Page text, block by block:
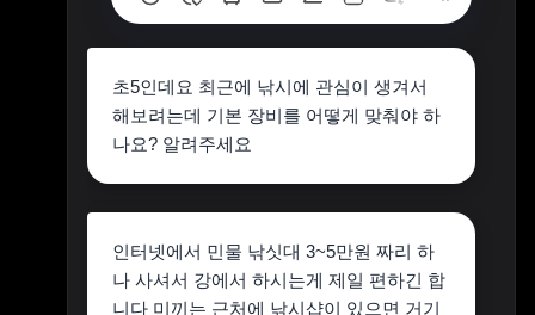
초5인데요 최근에 낚시에 관심이 생겨서
해보려는데 기본 장비를 어떻게 맞춰야 하
나요? 알려주세요
인터넷에서 민물 낚싯대 3~5만원 짜리 하
나 사셔서 강에서 하시는게 제일 편하긴 합
니다 미끼는 근처에 낚시샵이 있으면 거기